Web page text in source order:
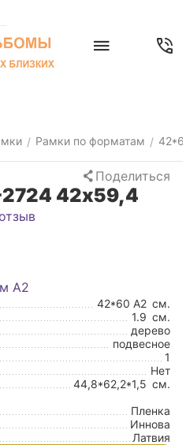
/ Рамки по форматам /
Поделиться
42x59,4
А2
42*60 А2 см.
1.9 см.
дерево
подвесное
1
Нет
44,8*62,2*1,5 см.
Пленка
Иннова
Латвия
товары